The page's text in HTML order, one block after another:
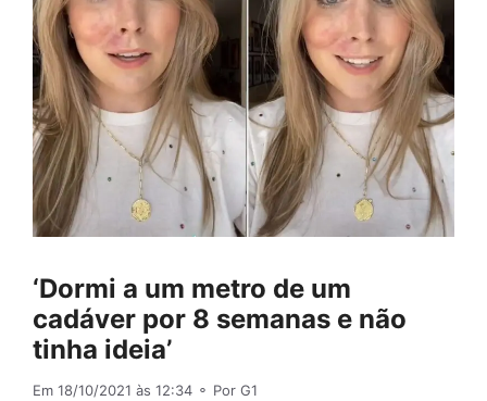
‘Dormi a um metro de um
cadáver por 8 semanas e não
tinha ideia’
Em 18/10/2021 às 12:34 ⚬ Por G1